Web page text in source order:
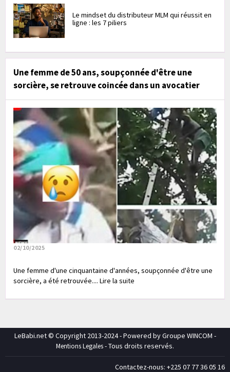
Le mindset du distributeur MLM qui réussit en
ligne : les 7 piliers
Une femme de 50 ans, soupçonnée d'être une
sorcière, se retrouve coincée dans un avocatier
02/10/2025
Une femme d'une cinquantaine d'années, soupçonnée d'être une
sorcière, a été retrouvée.... Lire la suite
LeBabi.net © Copyright 2013-2024 - Powered by Groupe WINCOM -
Mentions Legales- Tous droits reservés.
Contactez-nous: +225 07 77 36 05 16